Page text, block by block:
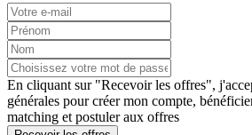
En cliquant sur "Recevoir les offres",
générales pour créer mon compte,
matching et postuler aux offres